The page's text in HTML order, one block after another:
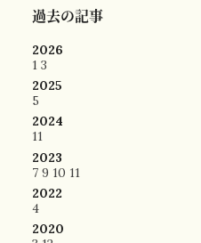
過去の記事
2026
1 3
2025
5
2024
11
2023
7 9 10 11
2022
4
2020